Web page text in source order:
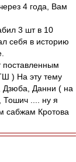
4 года, Вам
3 шт в 10
себя в историю
поставленным
) На эту тему
Дзюба, Данни ( на
Тошич .... ну я
сабжам Кротова